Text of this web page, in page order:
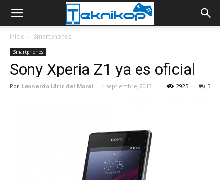
Inicio Smartphones
Smartphones
Sony Xperia Z1 ya es oficial
Por Leonardo Ulric del Moral - 4 septiembre, 2013 5
2925